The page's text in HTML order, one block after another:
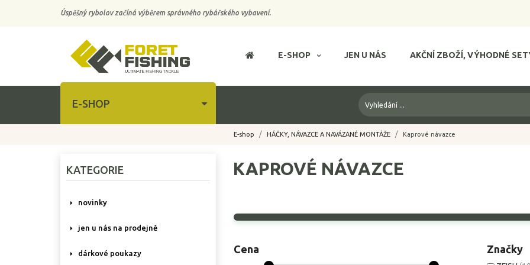
Úspěšný rybolov začíná výběrem správného rybářského vybavení.
E-SHOP JEN U NÁS AKČNÍ ZBOŽÍ, VÝHODNÉ
E-SHOP
E-shop HÁČKY, NÁVAZCE A NAVÁZANÉ MONTÁŽE Kaprové návazce
KATEGORIE
novinky
jen u nás na prodejně
dárkové poukazy
KAPROVÉ NÁVAZCE
Cena Značky